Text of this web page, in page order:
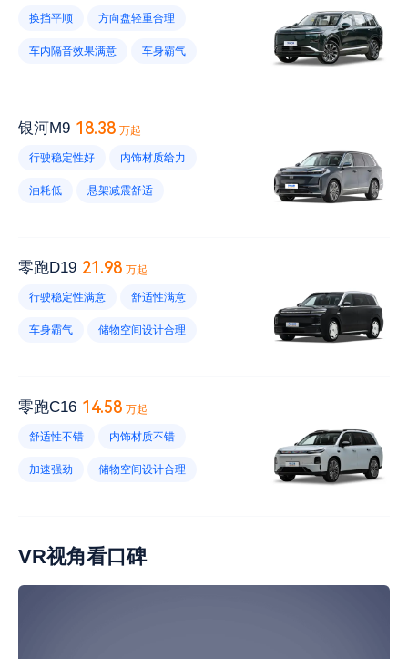
换挡平顺 方向盘轻重合理
车内隔音效果满意 车身霸气
发动机噪音大 风噪大 胎噪大
充电方便 油耗高
银河M9 18.38 万起
行驶稳定性好 内饰材质给力
油耗低 悬架减震舒适
续航里程短 风噪大 电耗高
胎噪大 车漆薄 内饰易脏
零跑D19 21.98 万起
行驶稳定性满意 舒适性满意
车身霸气 储物空间设计合理
风噪大 优惠幅度小 音响效果不好
不支持快充 快充速度慢
零跑C16 14.58 万起
舒适性不错 内饰材质不错
加速强劲 储物空间设计合理
维修保养不贵 电耗高
VR视角看口碑